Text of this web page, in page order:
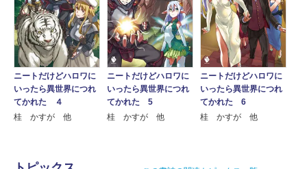
ニートだけどハロワに
いったら異世界につれ
てかれた ４
桂 かすが 他
ニートだけどハロワに
いったら異世界につれ
てかれた 5
桂 かすが 他
ニートだけどハロワに
いったら異世界につれ
てかれた 6
桂 かすが 他